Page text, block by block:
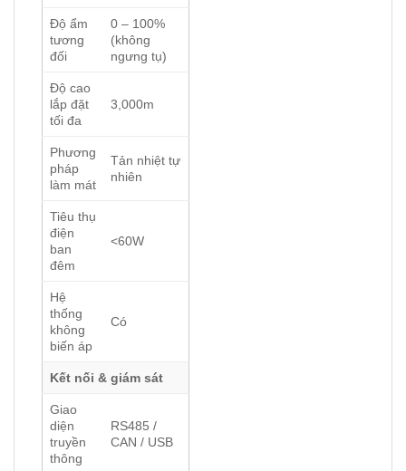
Độ ẩm
tương
đối
0 – 100%
(không
ngưng tụ)
Độ cao
lắp đặt
tối đa
3,000m
Phương
pháp
làm mát
Tản nhiệt tự
nhiên
Tiêu thụ
điện
ban
đêm
<60W
Hệ
thống
không
biến áp
Có
Kết nối & giám sát
Giao
diện
truyền
thông
RS485 /
CAN / USB